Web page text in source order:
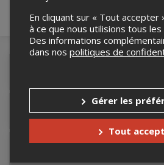
Accès au site de
En cliquant sur « Tout accepter
à ce que nous utilisions tous
Des informations
dans nos politiques de
Gérer les
Tout